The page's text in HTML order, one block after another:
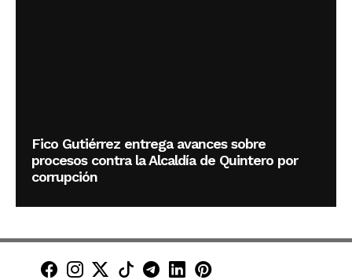
Fico Gutiérrez entrega avances sobre
procesos contra la Alcaldía de Quintero por
corrupción
Minuto30 en Facebook
Minuto30 en Instagram
Minuto30 en X (Twitter)
Minuto30 en TikTok
Canal de Minuto30 en
Minuto30 en LinkedIn
Minuto30 en